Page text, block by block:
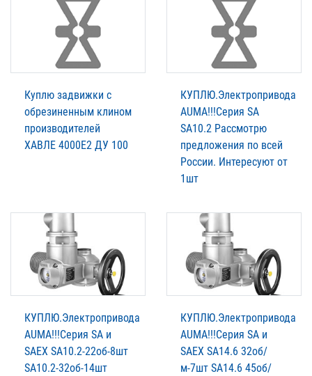
Куплю задвижки с
обрезиненным клином
производителей
XАВЛЕ 4000Е2 ДУ 100
КУПЛЮ.Электропривода
AUMА!!!Серия SA
SA10.2 Рассмотрю
предложения по всей
России. Интересуют от
1шт
КУПЛЮ.Электропривода
AUMА!!!Серия SA и
SAЕХ SA10.2-22об-8шт
SA10.2-32об-14шт
КУПЛЮ.Электропривода
AUMА!!!Серия SA и
SAЕХ SA14.6 32об/
м-7шт SA14.6 45об/